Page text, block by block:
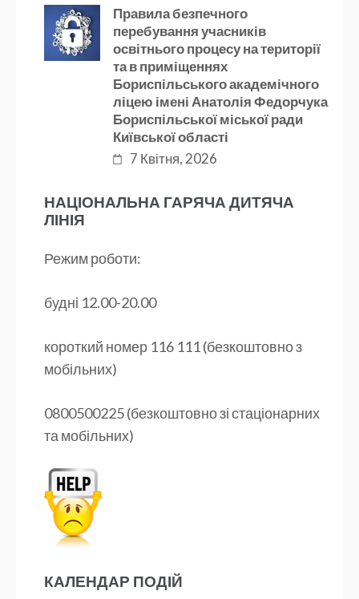
Правила безпечного
перебування учасників
освітнього процесу на території
та в приміщеннях
Бориспільського академічного
ліцею імені Анатолія Федорчука
Бориспільської міської ради
Київської області
7 Квітня, 2026
НАЦІОНАЛЬНА ГАРЯЧА ДИТЯЧА
ЛІНІЯ
Режим роботи:
будні 12.00-20.00
короткий номер 116 111 (безкоштовно з
мобільних)
0800500225 (безкоштовно зі стаціонарних
та мобільних)
КАЛЕНДАР ПОДІЙ